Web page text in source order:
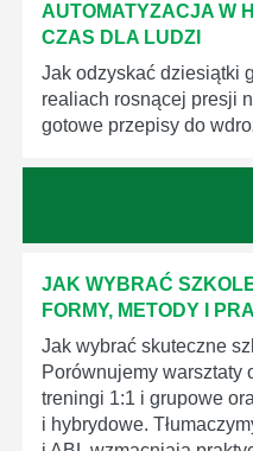
AUTOMATYZACJA W
CZAS DLA LUDZI
Jak odzyskać dziesiątki
realiach rosnącej presji
gotowe przepisy do
JAK WYBRAĆ
FORMY, METODY I
Jak wybrać skuteczne
Porównujemy warsztaty
treningi 1:1 i grupowe
i hybrydowe.